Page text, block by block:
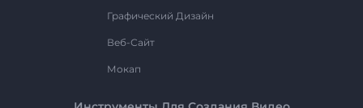
Графический Дизайн
Веб-Сайт
Мокап